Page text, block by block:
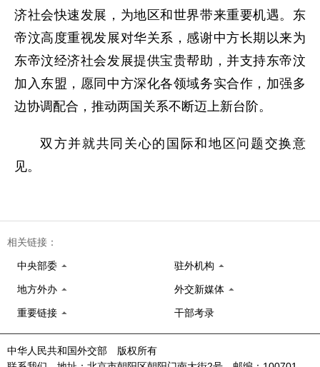
济社会快速发展，为地区和世界带来重要机遇。东
帝汶高度重视发展对华关系，感谢中方长期以来为
东帝汶经济社会发展提供宝贵帮助，并支持东帝汶
加入东盟，愿同中方深化各领域务实合作，加强多
边协调配合，推动两国关系不断迈上新台阶。
双方并就共同关心的国际和地区问题交换意
见。
相关链接：
中央部委 驻外机构
地方外办 外交新媒体
重要链接 干部考录
中华人民共和国外交部 版权所有